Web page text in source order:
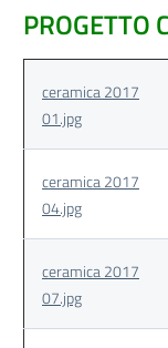
PROGETTO
ceramica 2017
01.jpg
ceramica 2017
04.jpg
ceramica 2017
07.jpg